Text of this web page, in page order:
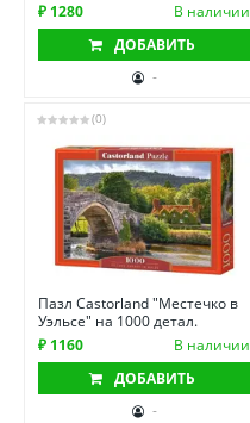
₽ 1280
В наличии
ДОБАВИТЬ
-
(0)
Пазл Castorland "Местечко в
Уэльсе" на 1000 детал.
₽ 1160
В наличии
ДОБАВИТЬ
-